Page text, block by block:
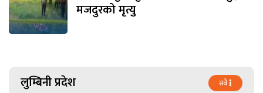
मजदुरको मृत्यु
लुम्बिनी प्रदेश सबै